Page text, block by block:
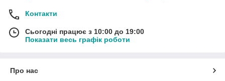
Контакти
Сьогодні працює з 10:00 до 19:00
Показати весь графік роботи
Про нас